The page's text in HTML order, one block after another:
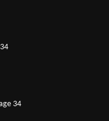
34